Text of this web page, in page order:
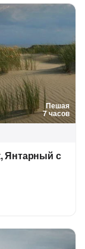
Пешая
7 часов
Янтарный с